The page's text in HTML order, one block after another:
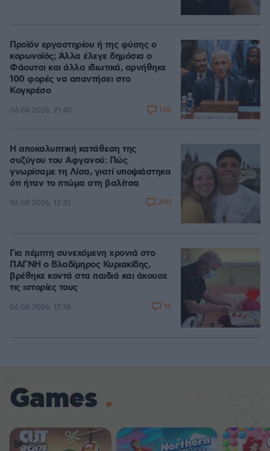
Προϊόν εργαστηρίου ή της φύσης ο
κορωνοϊός; Άλλα έλεγε δημόσια ο
Φάουτσι και άλλα ιδιωτικά, αρνήθηκε
100 φορές να απαντήσει στο
Κογκρέσο
06.08.2026, 21:40 138
Η αποκαλυπτική κατάθεση της
συζύγου του Αφγανού: Πώς
γνωρίσαμε τη Λίσα, γιατί υποψιάστηκα
ότι ήταν το πτώμα στη βαλίτσα
06.08.2026, 12:32 290
Για πέμπτη συνεχόμενη χρονιά στο
ΠΑΓΝΗ ο Βλαδίμηρος Κυριακίδης,
βρέθηκε κοντά στα παιδιά και άκουσε
τις ιστορίες τους
06.08.2026, 17:38 16
Games